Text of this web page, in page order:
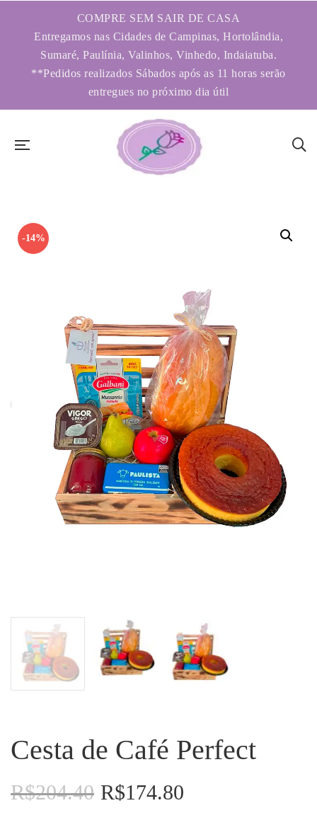
COMPRE SEM SAIR DE CASA
Entregamos nas Cidades de Campinas, Hortolândia,
Sumaré, Paulínia, Valinhos, Vinhedo, Indaiatuba.
**Pedidos realizados Sábados após as 11 horas serão
entregues no próximo dia útil
-14%
Cesta de Café Perfect
R$204.40 O
R$174.80